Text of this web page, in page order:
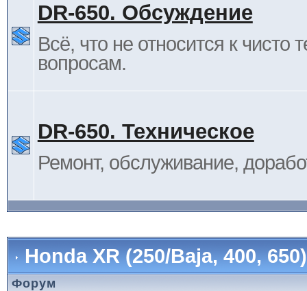
DR-650. Обсуждение
Всё, что не относится к чисто
вопросам.
DR-650. Техническое
Ремонт, обслуживание,
Honda XR (250/Baja, 400,
Форум